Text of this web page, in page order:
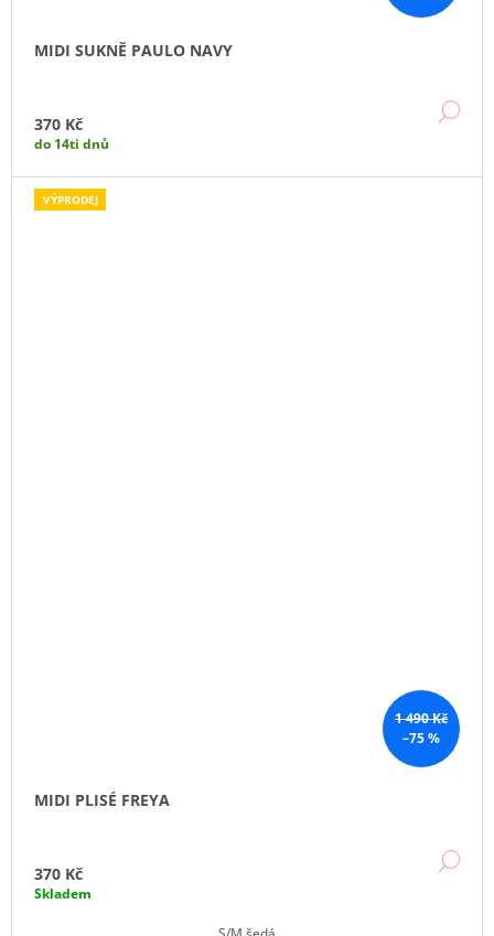
MIDI SUKNĚ PAULO NAVY
370 Kč
do 14ti dnů
1 490 Kč
–75 %
VÝPRODEJ
MIDI PLISÉ FREYA
370 Kč
Skladem